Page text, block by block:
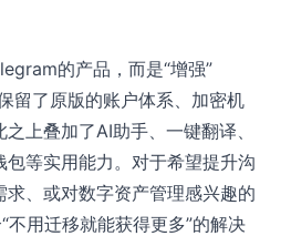
的产品，而是“增强”
留了原版的账户体系、加密机
上叠加了AI助手、一键翻译、
包等实用能力。对于希望提升沟
、或对数字资产管理感兴趣的
不用迁移就能获得更多”的解决